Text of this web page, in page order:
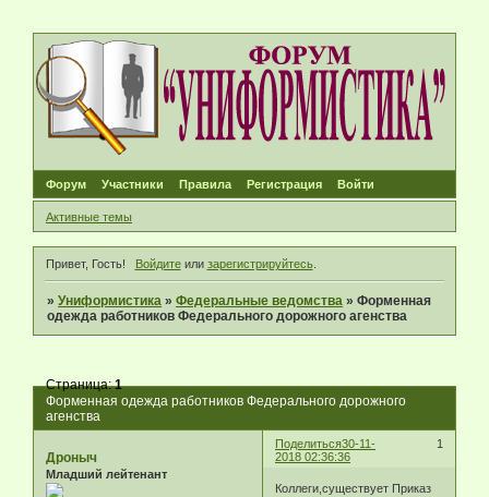
Форум Участники Правила Регистрация Войти
Активные темы
Привет, Гость! Войдитеили зарегистрируйтесь.
»Униформистика »Федеральные ведомства »Форменная
одежда работников Федерального дорожного агенства
Форменная одежда работников Федерального дорожного
агенства
Страница:1
Поделиться 1
30-11-
2018 02:36:36
Дроныч
Младший лейтенант
Коллеги,существует Приказ